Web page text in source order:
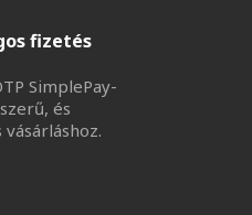
fizetés
SimplePay-
és